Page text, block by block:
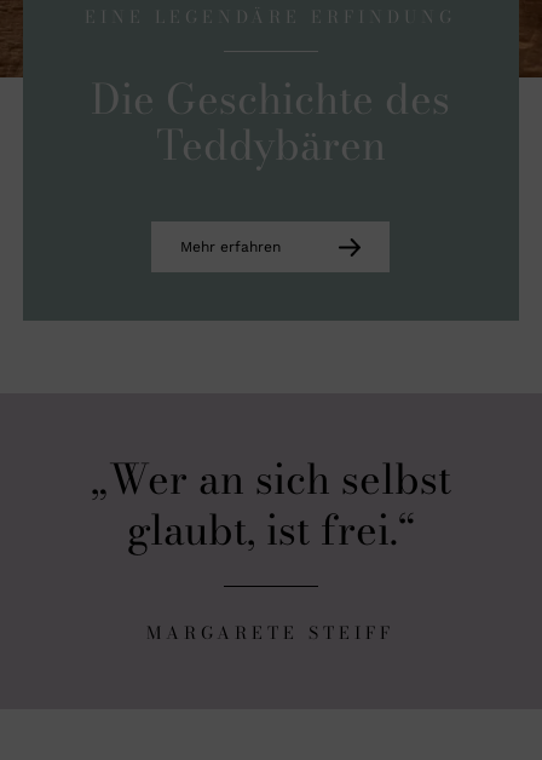
EINE LEGENDÄRE ERFINDUNG
Die Geschichte des
Teddybären
Mehr erfahren
Wer an sich selbst
glaubt, ist frei.
MARGARETE STEIFF